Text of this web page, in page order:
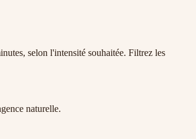
selon l'intensité souhaitée. Filtrez les
naturelle.